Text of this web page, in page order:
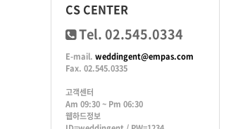
CS CENTER
Tel. 02.545.0334
E-mail. weddingent@empas.com
Fax. 02.545.0335
고객센터
Am 09:30 ~ Pm 06:30
웹하드정보